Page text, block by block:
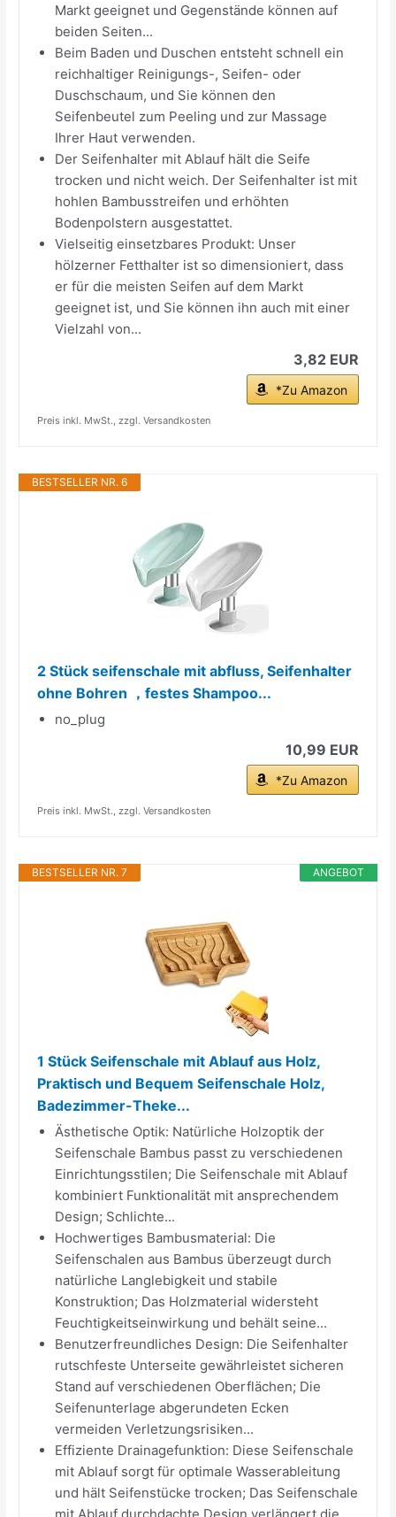
Markt geeignet und Gegenstände können auf
beiden Seiten...
Beim Baden und Duschen entsteht schnell ein
reichhaltiger Reinigungs-, Seifen- oder
Duschschaum, und Sie können den
Seifenbeutel zum Peeling und zur Massage
Ihrer Haut verwenden.
Der Seifenhalter mit Ablauf hält die Seife
trocken und nicht weich. Der Seifenhalter ist mit
hohlen Bambusstreifen und erhöhten
Bodenpolstern ausgestattet.
Vielseitig einsetzbares Produkt: Unser
hölzerner Fetthalter ist so dimensioniert, dass
er für die meisten Seifen auf dem Markt
geeignet ist, und Sie können ihn auch mit einer
Vielzahl von...
3,82 EUR
*Zu Amazon
Preis inkl. MwSt., zzgl. Versandkosten
BESTSELLER NR. 6
2 Stück seifenschale mit abfluss, Seifenhalter
ohne Bohren ，festes Shampoo...
no_plug
10,99 EUR
*Zu Amazon
Preis inkl. MwSt., zzgl. Versandkosten
ANGEBOT
BESTSELLER NR. 7
1 Stück Seifenschale mit Ablauf aus Holz,
Praktisch und Bequem Seifenschale Holz,
Badezimmer-Theke...
Ästhetische Optik: Natürliche Holzoptik der
Seifenschale Bambus passt zu verschiedenen
Einrichtungsstilen; Die Seifenschale mit Ablauf
kombiniert Funktionalität mit ansprechendem
Design; Schlichte...
Hochwertiges Bambusmaterial: Die
Seifenschalen aus Bambus überzeugt durch
natürliche Langlebigkeit und stabile
Konstruktion; Das Holzmaterial widersteht
Feuchtigkeitseinwirkung und behält seine...
Benutzerfreundliches Design: Die Seifenhalter
rutschfeste Unterseite gewährleistet sicheren
Stand auf verschiedenen Oberflächen; Die
Seifenunterlage abgerundeten Ecken
vermeiden Verletzungsrisiken...
Effiziente Drainagefunktion: Diese Seifenschale
mit Ablauf sorgt für optimale Wasserableitung
und hält Seifenstücke trocken; Das Seifenschale